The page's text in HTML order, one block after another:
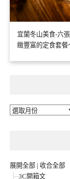
宜蘭冬山美食-六
緻豐富的定食套餐
彙
展開全部 | 收合全部
3C開箱文